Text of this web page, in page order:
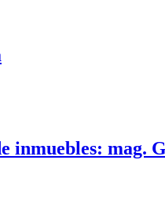
inmuebles: mag.